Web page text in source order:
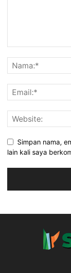
Simpan nama,
lain kali saya